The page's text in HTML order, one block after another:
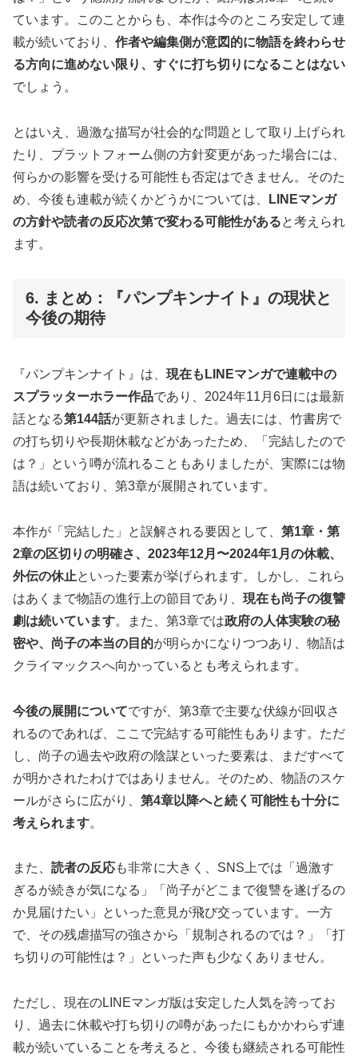
ています。このことからも、本作は今のところ安定して連
載が続いており、 作者や編集側が意図的に物語を終わらせ
る方向に進めない限り、すぐに打ち切りになることはない
でしょう。
とはいえ、過激な描写が社会的な問題として取り上げられ
たり、プラットフォーム側の方針変更があった場合には、
何らかの影響を受ける可能性も否定はできません。そのた
め、今後も連載が続くかどうかについては、
LINEマンガ
の方針や読者の反応次第で変わる可能性があると考えられ
ます。
6. まとめ：『パンプキンナイト』の現状と
今後の期待
『パンプキンナイト』は、 現在もLINEマンガで連載中の
スプラッターホラー作品であり、2024年11月6日には最新
話となる第144話が更新されました。過去には、竹書房で
の打ち切りや長期休載などがあったため、「完結したので
は？」という噂が流れることもありましたが、実際には物
語は続いており、第3章が展開されています。
本作が「完結した」と誤解される要因として、 第1章・第
2章の区切りの明確さ、2023年12月〜2024年1月の休載、
外伝の休止といった要素が挙げられます。しかし、これら
はあくまで物語の進行上の節目であり、 現在も尚子の復讐
劇は続いています。また、第3章では政府の人体実験の秘
密や、尚子の本当の目的が明らかになりつつあり、物語は
クライマックスへ向かっているとも考えられます。
今後の展開についてですが、第3章で主要な伏線が回収さ
れるのであれば、ここで完結する可能性もあります。ただ
し、尚子の過去や政府の陰謀といった要素は、まだすべて
が明かされたわけではありません。そのため、物語のスケ
ールがさらに広がり、 第4章以降へと続く可能性も十分に
考えられます。
また、 読者の反応も非常に大きく、SNS上では「過激す
ぎるが続きが気になる」「尚子がどこまで復讐を遂げるの
か見届けたい」といった意見が飛び交っています。一方
で、その残虐描写の強さから「規制されるのでは？」「打
ち切りの可能性は？」といった声も少なくありません。
ただし、現在のLINEマンガ版は安定した人気を誇ってお
り、過去に休載や打ち切りの噂があったにもかかわらず連
載が続いていることを考えると、今後も継続される可能性